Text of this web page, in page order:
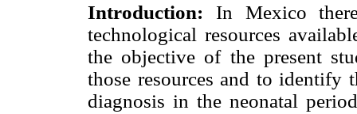
Introduction: In Mexico
technological resources
the objective of the present
those resources and to identify
diagnosis in the neonatal